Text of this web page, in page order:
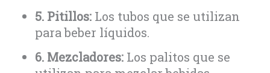
5. Pitillos: Los tubos que se utilizan
para beber líquidos.
6. Mezcladores: Los palitos que se